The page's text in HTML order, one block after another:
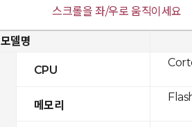
스크롤을 좌/우로 움직이세요
모델명
CPU
메모리